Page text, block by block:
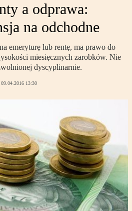
a odprawa:
na odchodne
emeryturę lub rentę, ma prawo do
miesięcznych zarobków. Nie
dyscyplinarnie.
09.04.2016 13:30